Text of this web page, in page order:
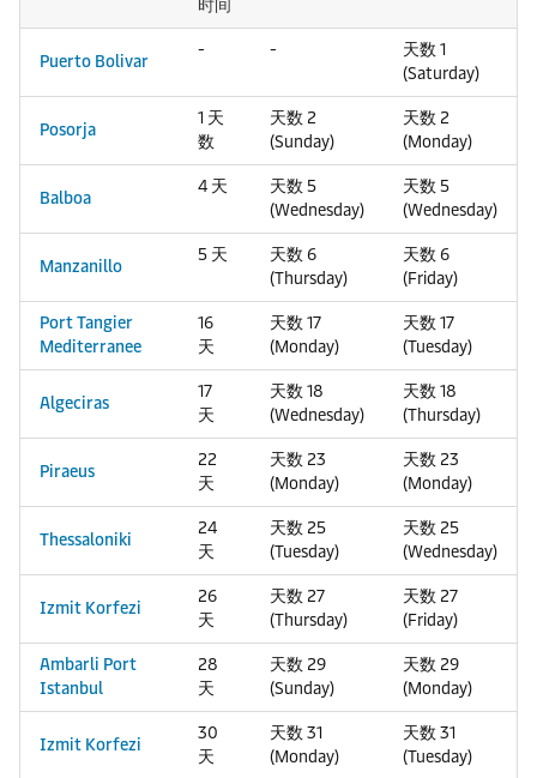
时间
Puerto Bolivar
- -
天数 1
(Saturday)
Posorja
1 天
数
天数 2
(Sunday)
天数 2
(Monday)
Balboa
4 天
天数 5
(Wednesday)
天数 5
(Wednesday)
Manzanillo
5 天
天数 6
(Thursday)
天数 6
(Friday)
Port Tangier
Mediterranee
16
天
天数 17
(Monday)
天数 17
(Tuesday)
Algeciras
17
天
天数 18
(Wednesday)
天数 18
(Thursday)
Piraeus
22
天
天数 23
(Monday)
天数 23
(Monday)
Thessaloniki
24
天
天数 25
(Tuesday)
天数 25
(Wednesday)
Izmit Korfezi
26
天
天数 27
(Thursday)
天数 27
(Friday)
Ambarli Port
Istanbul
28
天
天数 29
(Sunday)
天数 29
(Monday)
Izmit Korfezi
30
天
天数 31
(Monday)
天数 31
(Tuesday)